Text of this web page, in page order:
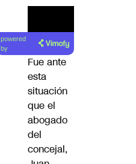
powered
by
Fue ante
esta
situación
que el
abogado
del
concejal,